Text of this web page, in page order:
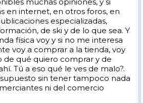
a la opinión, y si es opinión, necesito
de quién viene, en que contexto se ha
de opinión de Federico Jimenez
y si es de Artur Más lo haré de otra
lo haré de otra. Las referencias
necesarias y en el foro, estas referencias
en internet, en otros foros, en
especializadas,
de ski y de lo que sea. Y
física voy y si no me interesa
voy a comprar a la tienda, voy
de qué quiero comprar y de
Tú a eso qué le ves de malo?.
supuesto sin tener tampoco nada
ni del comercio